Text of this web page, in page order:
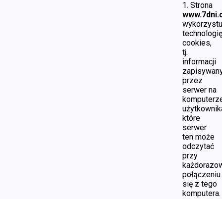
1. Strona
technologię
cookies,
tj.
informacji
przez
serwer na
które
serwer
ten może
odczytać
przy
połączeniu
się z tego
komputera.